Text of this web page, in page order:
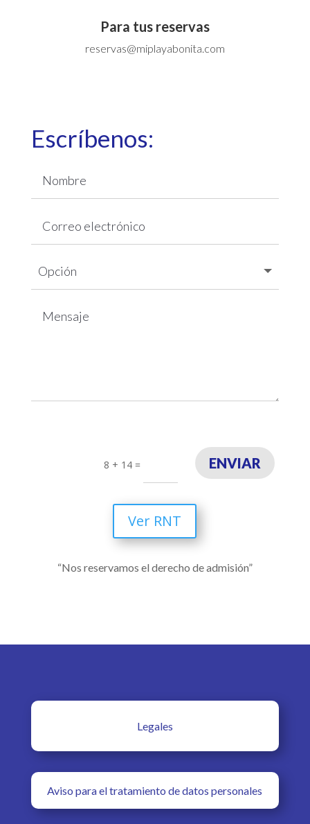
Para tus reservas
reservas@miplayabonita.com
Escríbenos:
8 + 14 = ENVIAR
Ver RNT
“Nos reservamos el derecho de admisión”
Legales
Aviso para el tratamiento de datos personales